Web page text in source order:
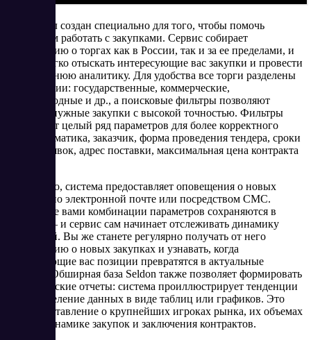
Seldon был создан специально для того, чтобы помочь
компаниям работать с закупками. Сервис собирает
информацию о торгах как в России, так и за ее пределами, и
сможет легко отыскать интересующие вас закупки и провести
всестороннюю аналитику. Для удобства все торги разделены
на категории: государственные, коммерческие,
международные и др., а поисковые фильтры позволяют
находить нужные закупки с высокой точностью. Фильтры
учитывают целый ряд параметров для более корректного
поиска: тематика, заказчик, форма проведения тендера, сроки
приема заявок, адрес поставки, максимальная цена контракта
Кроме того, система предоставляет оповещения о новых
закупках по электронной почте или посредством СМС.
Введенные вами комбинации параметров сохраняются в
фильтрах – и сервис сам начинает отслеживать динамику
изменений. Вы же станете регулярно получать от него
информацию о новых закупках и узнавать, когда
интересующие вас позиции превратятся в актуальные
тендеры. Обширная база Seldon также позволяет формировать
аналитические отчеты: система проиллюстрирует тенденции
и распределение данных в виде таблиц или графиков. Это
дает представление о крупнейших игроках рынка, их объемах
сделок, динамике закупок и заключения контрактов.